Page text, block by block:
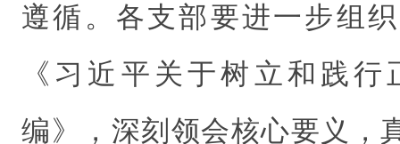
遵循。各支部要进一步组
《习近平关于树立和践
编》，深刻领会核心要义，